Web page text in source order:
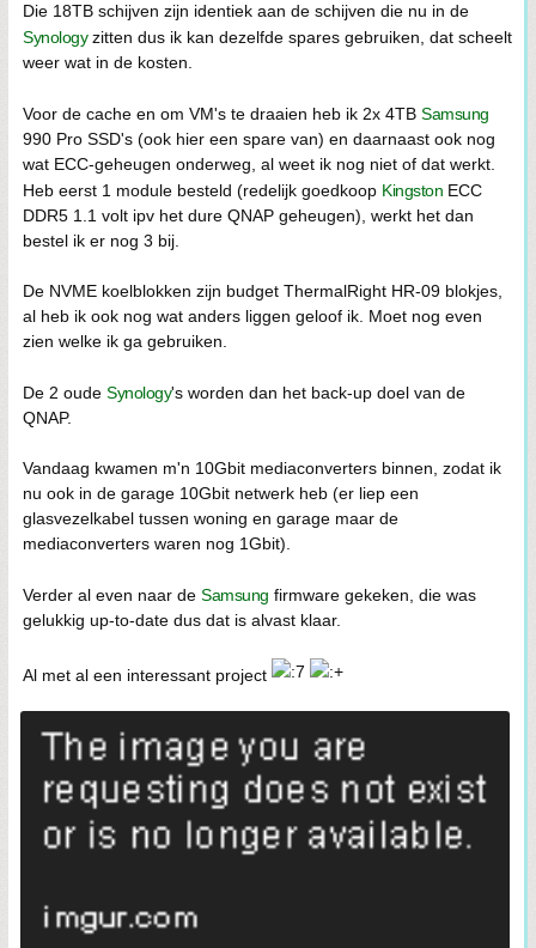
Die 18TB schijven zijn identiek aan de schijven die nu in de
Synologyzitten dus ik kan dezelfde spares gebruiken, dat scheelt
weer wat in de kosten.
Voor de cache en om VM's te draaien heb ik 2x 4TB Samsung
990 Pro SSD's (ook hier een spare van) en daarnaast ook nog
wat ECC-geheugen onderweg, al weet ik nog niet of dat werkt.
Heb eerst 1 module besteld (redelijk goedkoop Kingston ECC
DDR5 1.1 volt ipv het dure QNAP geheugen), werkt het dan
bestel ik er nog 3 bij.
De NVME koelblokken zijn budget ThermalRight HR-09 blokjes,
al heb ik ook nog wat anders liggen geloof ik. Moet nog even
zien welke ik ga gebruiken.
De 2 oude Synology's worden dan het back-up doel van de
QNAP.
Vandaag kwamen m'n 10Gbit mediaconverters binnen, zodat ik
nu ook in de garage 10Gbit netwerk heb (er liep een
glasvezelkabel tussen woning en garage maar de
mediaconverters waren nog 1Gbit).
Verder al even naar de Samsung firmware gekeken, die was
gelukkig up-to-date dus dat is alvast klaar.
Al met al een interessant project